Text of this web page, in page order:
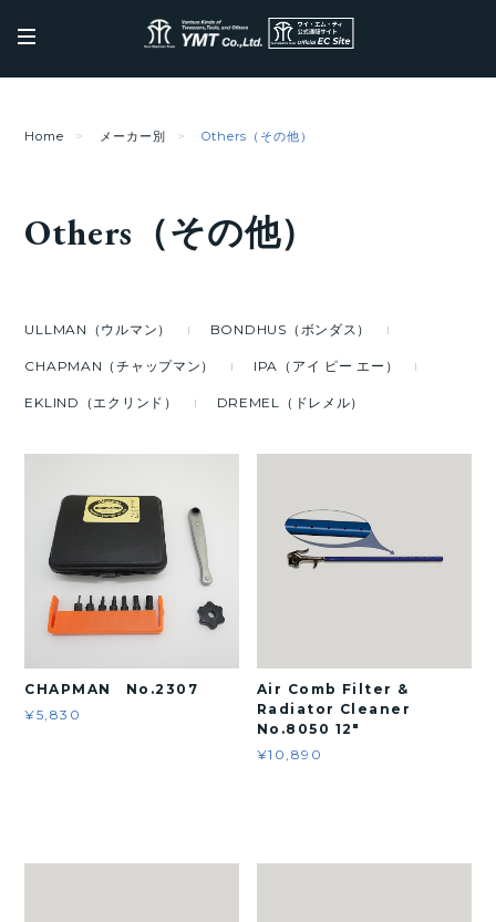
Home メーカー別 Others（その他）
Others（その他）
ULLMAN（ウルマン） BONDHUS（ボンダス）
CHAPMAN（チャップマン） IPA（アイ ピー エー）
EKLIND（エクリンド） DREMEL（ドレメル）
CHAPMAN No.2307
¥5,830
Air Comb Filter &
Radiator Cleaner
No.8050 12"
¥10,890